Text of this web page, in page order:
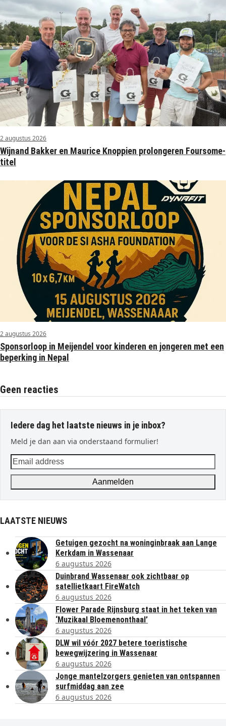
2 augustus 2026
Wijnand Bakker en Maurice Knoppien prolongeren Foursome-
titel
2 augustus 2026
Sponsorloop in Meijendel voor kinderen en jongeren met een
beperking in Nepal
Geen reacties
Iedere dag het laatste nieuws in je inbox?
Meld je dan aan via onderstaand formulier!
Email
address
Aanmelden
LAATSTE NIEUWS
Getuigen gezocht na woninginbraak aan Lange
Kerkdam in Wassenaar
6 augustus 2026
Duinbrand Wassenaar ook zichtbaar op
satellietkaart FireWatch
6 augustus 2026
Flower Parade Rijnsburg staat in het teken van
‘Muzikaal Bloemenonthaal’
6 augustus 2026
DLW wil vóór 2027 betere toeristische
bewegwijzering in Wassenaar
6 augustus 2026
Jonge mantelzorgers genieten van ontspannen
surfmiddag aan zee
6 augustus 2026